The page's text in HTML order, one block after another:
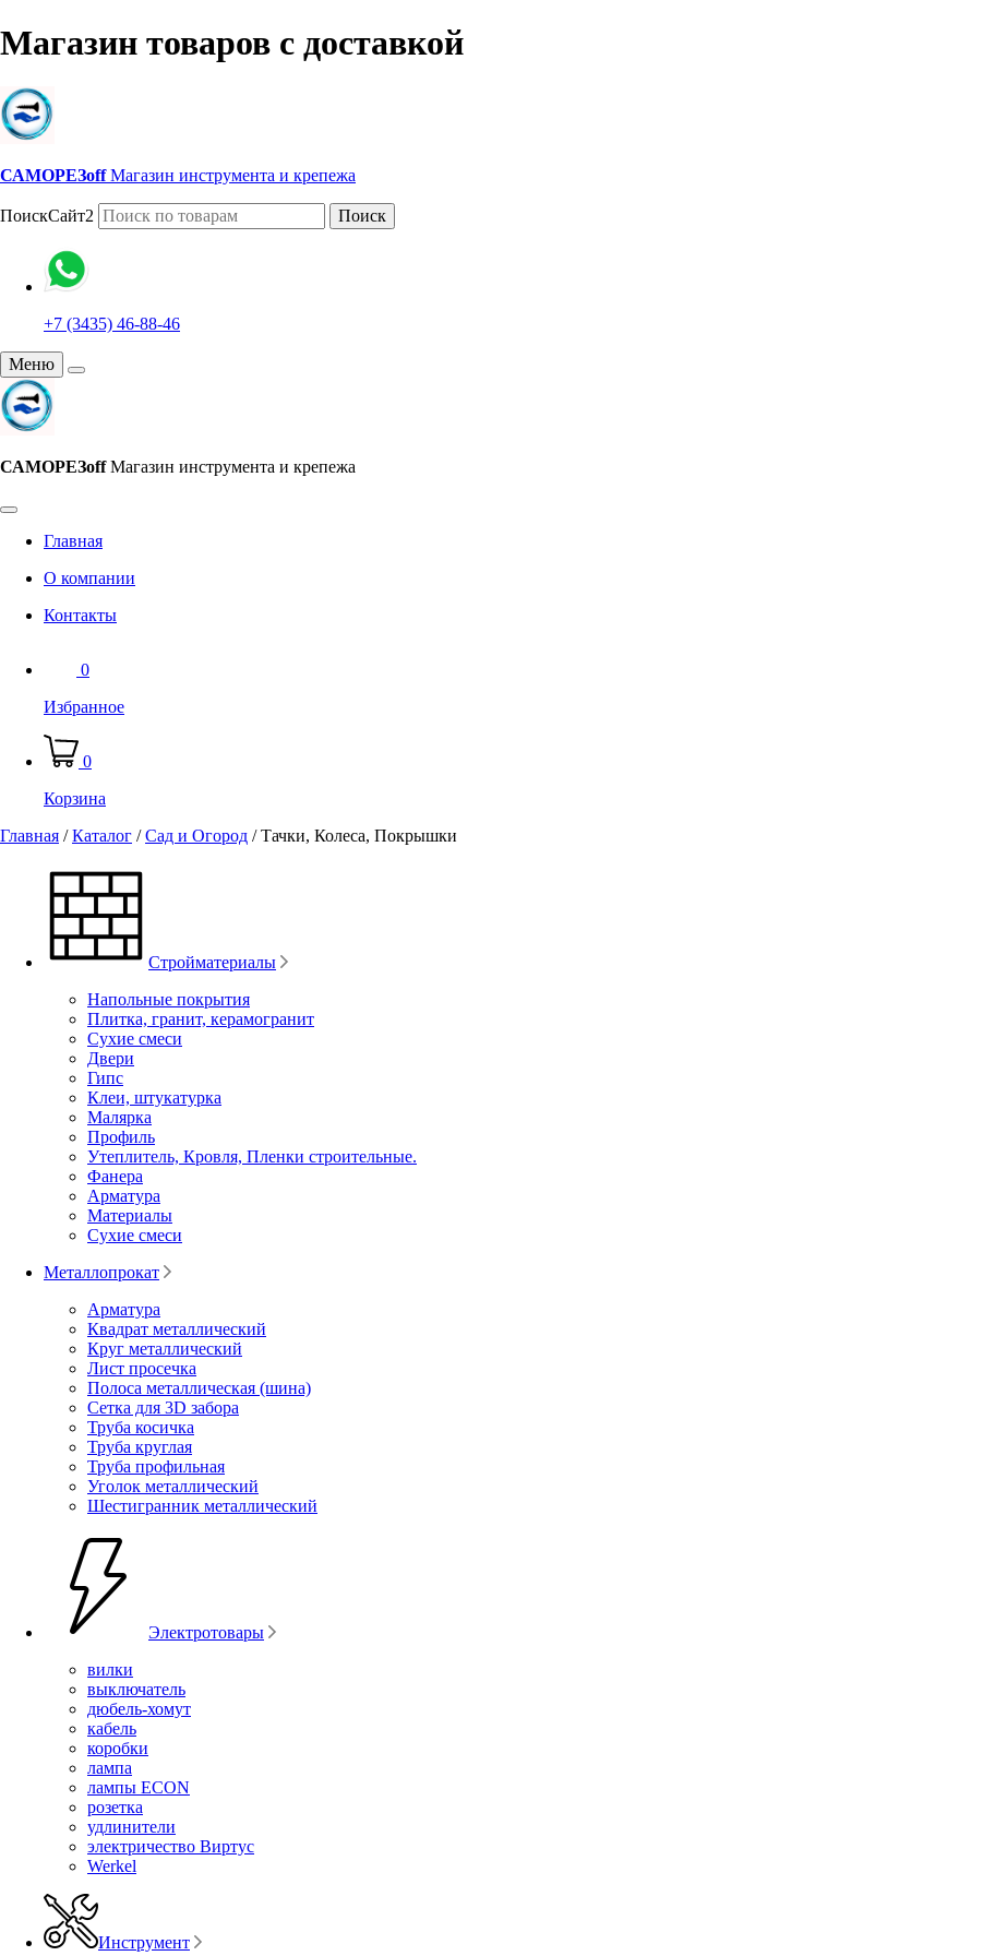
Магазин товаров с доставкой
САМОРЕЗoff Магазин инструмента и крепежа
ПоискСайт2 Поиск
+7 (3435) 46-88-46
Меню
САМОРЕЗoff Магазин инструмента и крепежа
Главная
О компании
Контакты
0
Избранное
0
Корзина
Главная /Каталог /Сад и Огород /Тачки, Колеса, Покрышки
Стройматериалы
Напольные покрытия
Плитка, гранит, керамогранит
Сухие смеси
Двери
Гипс
Клеи, штукатурка
Малярка
Профиль
Утеплитель, Кровля, Пленки строительные.
Фанера
Арматура
Материалы
Сухие смеси
Металлопрокат
Арматура
Квадрат металлический
Круг металлический
Лист просечка
Полоса металлическая (шина)
Сетка для 3D забора
Труба косичка
Труба круглая
Труба профильная
Уголок металлический
Шестигранник металлический
Электротовары
вилки
выключатель
дюбель-хомут
кабель
коробки
лампа
лампы ECON
розетка
удлинители
электричество Виртус
Werkel
Инструмент